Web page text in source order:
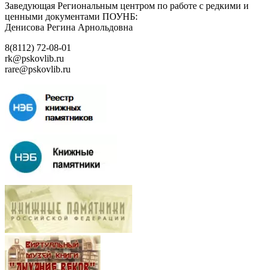
Заведующая Региональным центром по работе с редкими и
ценными документами ПОУНБ:
Денисова Регина Арнольдовна
8(8112) 72-08-01
rk@pskovlib.ru
rare@pskovlib.ru